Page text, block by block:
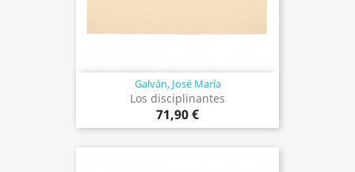
Galván, José María
Los disciplinantes
71,90 €